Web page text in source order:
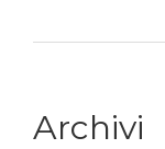
Archivi